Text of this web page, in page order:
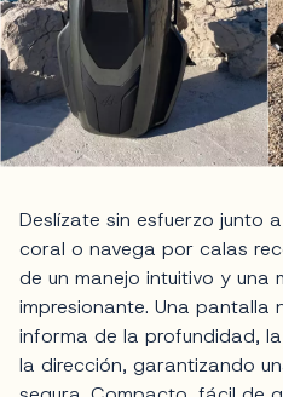
Deslízate sin esfuerzo junto
coral o navega por calas
de un manejo intuitivo y una
impresionante. Una
informa de la profundidad,
la dirección, garantizando